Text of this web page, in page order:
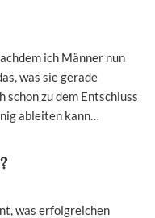
ich Männer nun
was sie gerade
zu dem Entschluss
ableiten kann…
was erfolgreichen